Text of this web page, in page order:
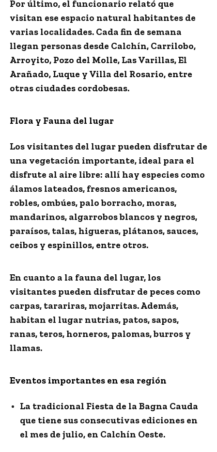
Por último, el funcionario relató que
visitan ese espacio natural habitantes de
varias localidades. Cada fin de semana
llegan personas desde Calchín, Carrilobo,
Arroyito, Pozo del Molle, Las Varillas, El
Arañado, Luque y Villa del Rosario, entre
otras ciudades cordobesas.
Flora y Fauna del lugar
Los visitantes del lugar pueden disfrutar de
una vegetación importante, ideal para el
disfrute al aire libre: allí hay especies como
álamos lateados, fresnos americanos,
robles, ombúes, palo borracho, moras,
mandarinos, algarrobos blancos y negros,
paraísos, talas, higueras, plátanos, sauces,
ceibos y espinillos, entre otros.
En cuanto a la fauna del lugar, los
visitantes pueden disfrutar de peces como
carpas, tarariras, mojarritas. Además,
habitan el lugar nutrias, patos, sapos,
ranas, teros, horneros, palomas, burros y
llamas.
Eventos importantes en esa región
La tradicional Fiesta de la Bagna Cauda
que tiene sus consecutivas ediciones en
el mes de julio, en Calchín Oeste.